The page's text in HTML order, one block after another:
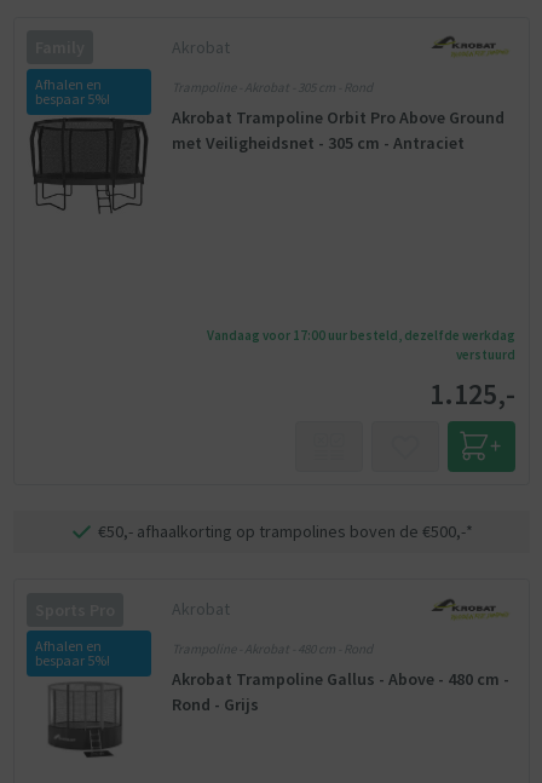
Afhalen en
bespaar 5%!
Akrobat
Trampoline - Akrobat - 305 cm - Rond
Akrobat Trampoline Orbit Pro Above Ground
met Veiligheidsnet - 305 cm - Antraciet
Vandaag voor 17:00 uur besteld, dezelfde werkdag
verstuurd
1.125,-
€50,- afhaalkorting op trampolines boven de €500,-*
Afhalen en
bespaar 5%!
Akrobat
Trampoline - Akrobat - 480 cm - Rond
Akrobat Trampoline Gallus - Above - 480 cm -
Rond - Grijs